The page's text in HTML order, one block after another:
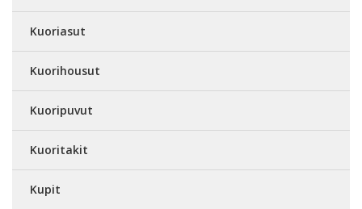
Kuoriasut
Kuorihousut
Kuoripuvut
Kuoritakit
Kupit